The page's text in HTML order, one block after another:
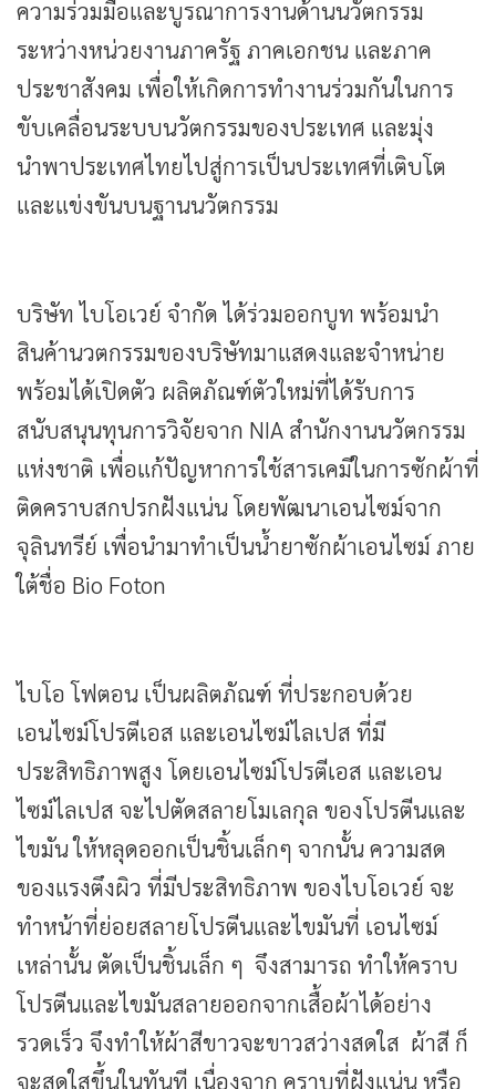
ความร่วมมือและบูรณาการงานด้านนวัตกรรม
ระหว่างหน่วยงานภาครัฐ ภาคเอกชน และภาค
ประชาสังคม เพื่อให้เกิดการทำงานร่วมกันในการ
ขับเคลื่อนระบบนวัตกรรมของประเทศ และมุ่ง
นำพาประเทศไทยไปสู่การเป็นประเทศที่เติบโต
และแข่งขันบนฐานนวัตกรรม
บริษัท ไบโอเวย์ จำกัด ได้ร่วมออกบูท พร้อมนำ
สินค้านวตกรรมของบริษัทมาแสดงและจำหน่าย
พร้อมได้เปิดตัว ผลิตภัณฑ์ตัวใหม่ที่ได้รับการ
สนับสนุนทุนการวิจัยจาก NIA สำนักงานนวัตกรรม
แห่งชาติ เพื่อแก้ปัญหาการใช้สารเคมีในการซักผ้าที่
ติดคราบสกปรกฝังแน่น โดยพัฒนาเอนไซม์จาก
จุลินทรีย์ เพื่อนำมาทำเป็นน้ำยาซักผ้าเอนไซม์ ภาย
ใต้ชื่อ Bio Foton
ไบโอ โฟตอน เป็นผลิตภัณฑ์ ที่ประกอบด้วย
เอนไซม์โปรตีเอส และเอนไซม์ไลเปส ที่มี
ประสิทธิภาพสูง โดยเอนไซม์โปรตีเอส และเอน
ไซม์ไลเปส จะไปตัดสลายโมเลกุล ของโปรตีนและ
ไขมัน ให้หลุดออกเป็นชิ้นเล็กๆ จากนั้น ความสด
ของแรงตึงผิว ที่มีประสิทธิภาพ ของไบโอเวย์ จะ
ทำหน้าที่ย่อยสลายโปรตีนและไขมันที่ เอนไซม์
เหล่านั้น ตัดเป็นชิ้นเล็ก ๆ จึงสามารถ ทำให้คราบ
โปรตีนและไขมันสลายออกจากเสื้อผ้าได้อย่าง
รวดเร็ว จึงทำให้ผ้าสีขาวจะขาวสว่างสดใส ผ้าสี ก็
จะสดใสขึ้นในทันที เนื่องจาก คราบที่ฝังแน่น หรือ